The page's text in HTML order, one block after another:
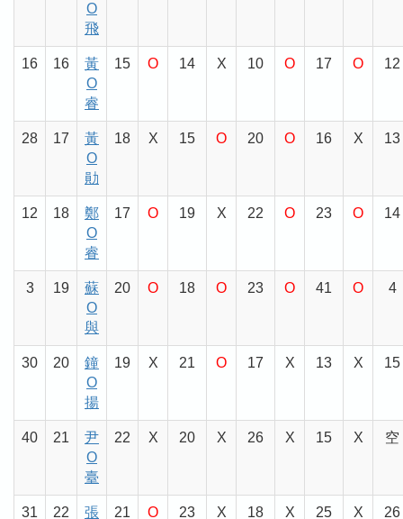
O
飛
16 16
黃
O
睿
15 O 14 X 10 O 17 O 12
28 17
黃
O
勛
18 X 15 O 20 O 16 X 13
12 18
鄭
O
睿
17 O 19 X 22 O 23 O 14
3 19
蘇
O
與
20 O 18 O 23 O 41 O 4
30 20
鐘
O
揚
19 X 21 O 17 X 13 X 15
40 21
尹
O
臺
22 X 20 X 26 X 15 X 空
31 22 張 21 O 23 X 18 X 25 X 26